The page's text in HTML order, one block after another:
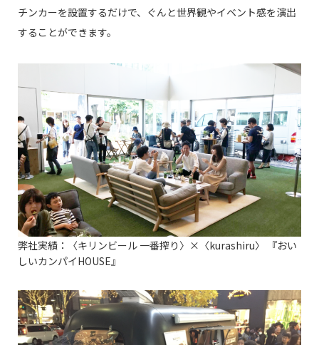
チンカーを設置するだけで、ぐんと世界観やイベント感を演出
することができます。
弊社実績：〈キリンビール 一番搾り〉×〈kurashiru〉 『おい
しいカンパイHOUSE』